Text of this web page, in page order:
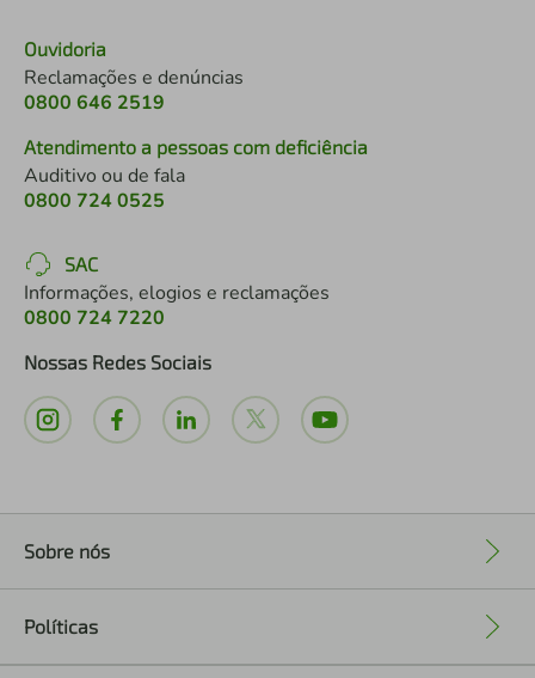
Ouvidoria
Reclamações e denúncias
0800 646 2519
Atendimento a pessoas com deficiência
Auditivo ou de fala
0800 724 0525
SAC
Informações, elogios e reclamações
0800 724 7220
Nossas Redes Sociais
Sobre nós
Políticas